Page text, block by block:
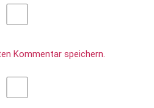
Kommentar speichern.